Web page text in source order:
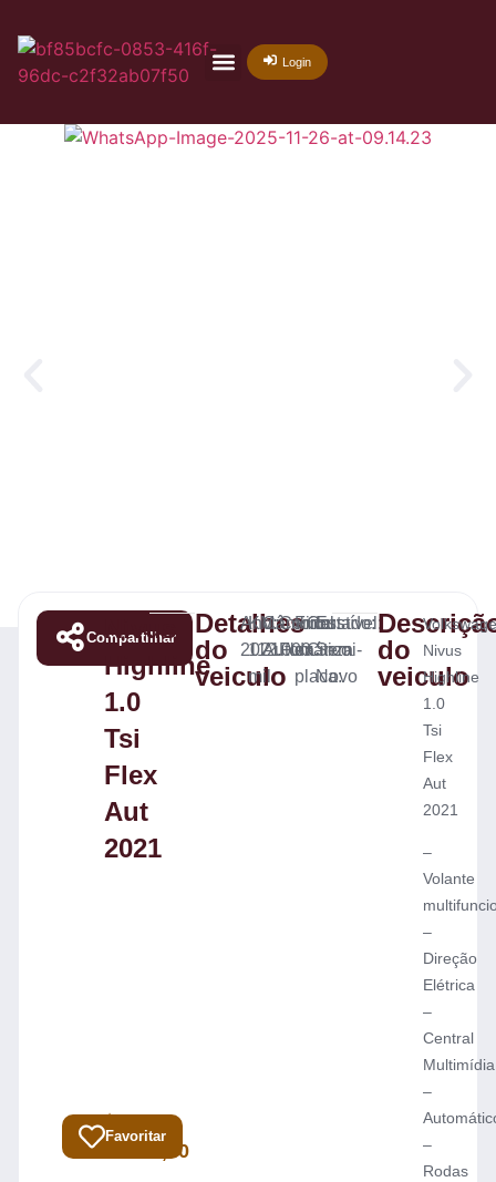
Login
Compartilhar
Favoritar
Total:
R$
109.900,00
Nivus
Highline
1.0
Tsi
Flex
Aut
2021
Detalhes
do
veiculo
Ano:
2021
KM:
112.000
mil
Câmbio:
Automático
Combustível:
Flex
Final
da
placa:
Cor:
Cinza
Estado:
Semi-
Novo
do
veiculo
Nivus
Highline
1.0
Tsi
Flex
Aut
2021
–
Volante
–
Direção
Elétrica
–
Central
Multimídia
–
–
⁠Rodas